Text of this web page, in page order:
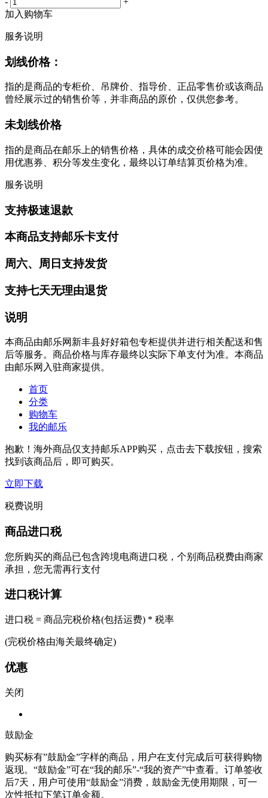
加入购物车
服务说明
划线价格：
指的是商品的专柜价、吊牌价、指导价、正品零售价或该商品
曾经展示过的销售价等，并非商品的原价，仅供您参考。
未划线价格
指的是商品在邮乐上的销售价格，具体的成交价格可能会因使
用优惠券、积分等发生变化，最终以订单结算页价格为准。
服务说明
支持极速退款
本商品支持邮乐卡支付
周六、周日支持发货
支持七天无理由退货
说明
本商品由邮乐网新丰县好好箱包专柜提供并进行相关配送和售
后等服务。商品价格与库存最终以实际下单支付为准。本商品
由邮乐网入驻商家提供。
首页
分类
购物车
我的邮乐
抱歉！海外商品仅支持邮乐APP购买，点击去下载按钮，搜索
找到该商品后，即可购买。
立即下载
税费说明
商品进口税
您所购买的商品已包含跨境电商进口税，个别商品税费由商家
承担，您无需再行支付
进口税计算
进口税 = 商品完税价格(包括运费) * 税率
(完税价格由海关最终确定)
优惠
关闭
鼓励金
购买标有”鼓励金”字样的商品，用户在支付完成后可获得购物
返现。“鼓励金”可在“我的邮乐”-“我的资产”中查看。订单签收
后7天，用户可使用“鼓励金”消费，鼓励金无使用期限，可一
次性抵扣下笔订单金额。